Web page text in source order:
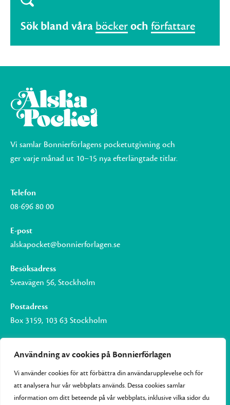
Användning av cookies på Bonnierförlagen
Vi använder cookies för att förbättra din användarupplevelse och för
att analysera hur vår webbplats används. Dessa cookies samlar
information om ditt beteende på vår webbplats, inklusive vilka sidor du
Sök bland våra böckeroch författare
Vi samlar Bonnierförlagens pocketutgivning och
ger varje månad ut 10–15 nya efterlängtade titlar.
Telefon
08-696 80 00
E-post
alskapocket@bonnierforlagen.se
Besöksadress
Sveavägen 56, Stockholm
Postadress
Box 3159, 103 63 Stockholm
Om Bonnierförlagen
Cookies